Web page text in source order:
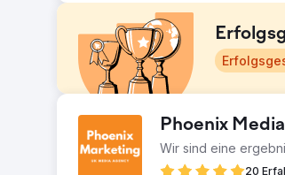
Herausforderung
Ein B2B-Kunde mit
gestalten. Das Ziel: mindestens
für Keywords mit geringer
Phoenix
Wir sind eine
20